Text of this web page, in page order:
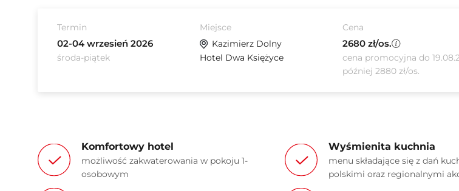
Termin
02-04 wrzesień 2026
środa-piątek
Miejsce
Kazimierz Dolny
Hotel Dwa Księżyce
Cena
2680 zł/os.
cena promocyjna do
później 2880 zł/os.
Komfortowy hotel
możliwość zakwaterowania w pokoju 1-
osobowym
Wyśmienita kuchnia
menu składające się z dań
polskimi oraz regionalnymi